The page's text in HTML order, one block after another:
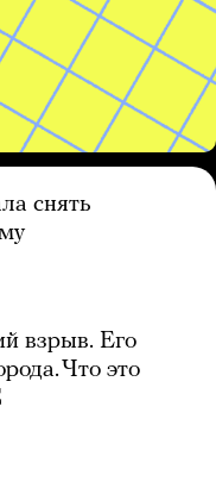
снять
взрыв. Его
Что это